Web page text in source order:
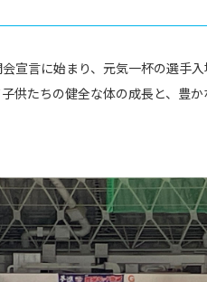
宣言に始まり、元気一杯の選手
供たちの健全な体の成長と、豊